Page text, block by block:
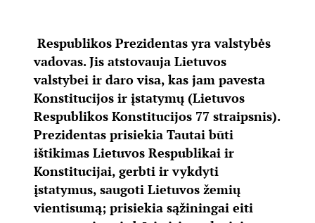
Respublikos Prezidentas yra valstybės
vadovas. Jis atstovauja Lietuvos
valstybei ir daro visa, kas jam pavesta
Konstitucijos ir įstatymų (Lietuvos
Respublikos Konstitucijos 77 straipsnis).
Prezidentas prisiekia Tautai būti
ištikimas Lietuvos Respublikai ir
Konstitucijai, gerbti ir vykdyti
įstatymus, saugoti Lietuvos žemių
vientisumą; prisiekia sąžiningai eiti